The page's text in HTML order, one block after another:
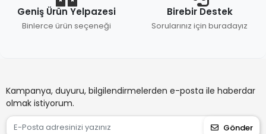
Geniş Ürün Yelpazesi
Binlerce ürün seçeneği
Birebir Destek
Sorularınız için buradayız
Kampanya, duyuru, bilgilendirmelerden e-posta ile haberdar
olmak istiyorum.
Gönder